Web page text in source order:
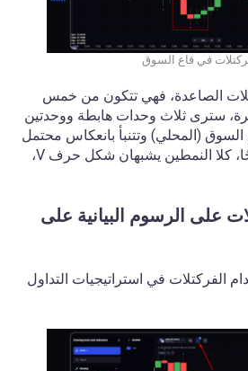
في قاع السوق
الصاعدة، فهي تتكون من خمس
سترى ثلاث وحدات هابطة ووحدتين
(المحلي) وتتنبأ بانعكاس محتمل
للسوق. لنكون أكثر وضوحًا، كلا النمطين يشبهان شكل حرف V،
على الرسوم البيانية على
الفركتلات في استراتيجيات التداول